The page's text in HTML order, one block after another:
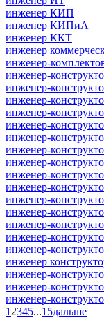
инженер КИП
инженер КИПиА
инженер ККТ
инженер
инженер-
инженер-
инженер-
инженер-
инженер-
инженер-
инженер-
инженер-
инженер-
инженер-
инженер-
инженер-
инженер-
инженер-
инженер-
инженер-
инженер
инженер-
инженер-
инженер-
1 2345...15дальше